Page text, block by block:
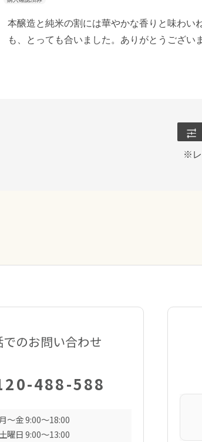
本醸造と純米の割には華やかな香りと味わい
も、とっても合いました。ありがとうござい
※レ
でのお問い合わせ
488-588
月〜金 9:00〜18:00
土曜日 9:00〜13:00